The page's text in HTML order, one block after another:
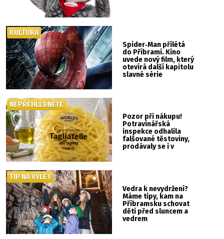
Spider‑Man přilétá
do Příbrami. Kino
uvede nový film, který
otevírá další kapitolu
slavné série
KULTURA
Pozor při nákupu!
Potravinářská
inspekce odhalila
falšované těstoviny,
prodávaly se i v
NEPŘEHLÉDNĚTE
Vedra k nevydržení?
Máme tipy, kam na
Příbramsku schovat
děti před sluncem a
vedrem
TIP NA VÝLET